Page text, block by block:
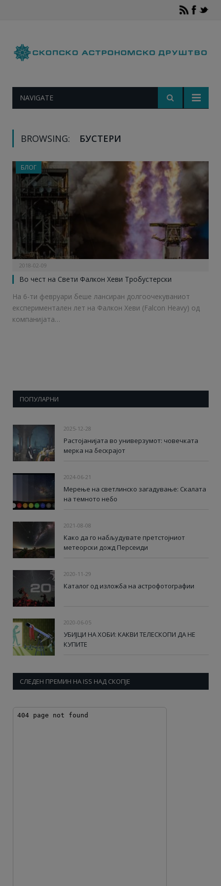
NAVIGATE
BROWSING: БУСТЕРИ
БЛОГ
2018-02-09
Во чест на Свети Фалкон Хеви Тробустерски
На 6-ти февруари беше лансиран долгоочекуваниот
експериментален лет на Фалкон Хеви (Falcon Heavy) од
компанијата…
ПОПУЛАРНИ
2025-12-28
Растојанијата во универзумот: човечката
мерка на бескрајот
2024-06-21
Мерење на светлинско загадување: Скалата
на темното небо
2021-08-08
Како да го набљудувате претстојниот
метеорски дожд Персеиди
2020-11-29
Каталог од изложба на астрофотографии
2020-06-05
УБИЈЦИ НА ХОБИ: КАКВИ ТЕЛЕСКОПИ ДА НЕ
КУПИТЕ
СЛЕДЕН ПРЕМИН НА ISS НАД СКОПЈЕ